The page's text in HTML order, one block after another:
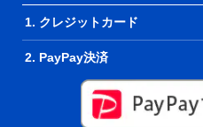
1. クレジットカード
2. PayPay決済